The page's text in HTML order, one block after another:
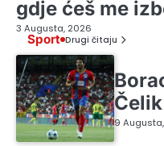
gdje ćeš me
3 Augusta, 2026
Sport Drugi čitaju
9